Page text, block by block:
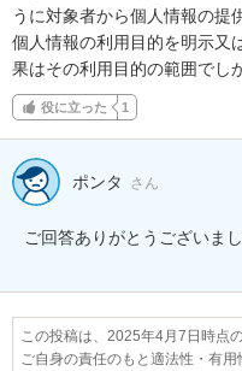
うに対象者から個人情報の提
個人情報の利用目的を明示又
果はその利用目的の範囲でし
役に立った 1
ポンタ さん
ご回答ありがとうございま
この投稿は、2025年4月7日時点
ご自身の責任のもと適法性・有